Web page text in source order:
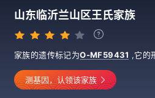
山东临沂兰山区王氏家族
家族的遗传标记为O-MF59431 ,它的
测基因，认领该家族